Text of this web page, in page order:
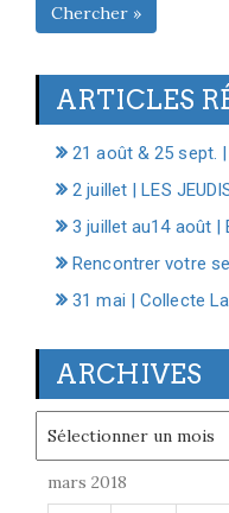
Chercher »
ARTICLES
21 août & 25 sept.
2 juillet | LES
3 juillet au14 août |
Rencontrer votre
31 mai | Collecte
ARCHIVES
mars 2018